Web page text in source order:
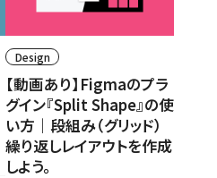
Design
【動画あり】Figmaのプラ
グイン『Split Shape』の使
い方｜段組み（グリッド）
繰り返しレイアウトを作成
しよう。